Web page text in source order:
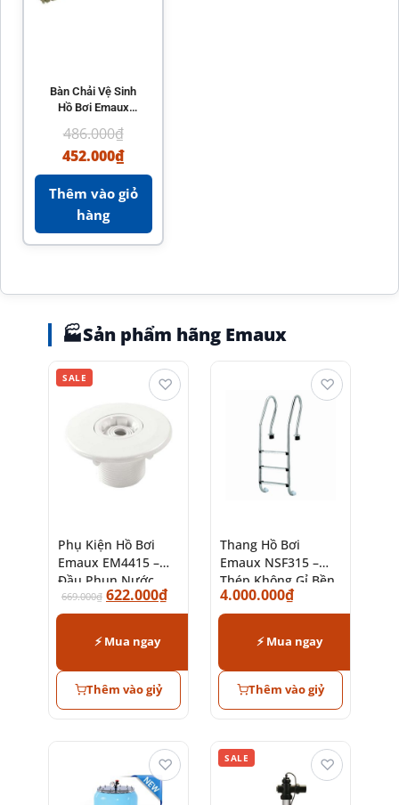
Bàn Chải Vệ Sinh
Hồ Bơi Emaux
Cao Cấp
486.000₫
452.000₫
Thêm vào giỏ
hàng
🏭Sản phẩm hãng Emaux
SALE
Phụ Kiện Hồ Bơi
Emaux EM4415 –
Đầu Phun Nước
Chính Hãng
669.000₫ 622.000₫
⚡ Mua ngay
Thêm vào giỷ
♡
Thang Hồ Bơi
Emaux NSF315 –
Thép Không Gỉ Bền
Bỉ
4.000.000₫
⚡ Mua ngay
Thêm vào giỷ
♡
♡ SALE ♡